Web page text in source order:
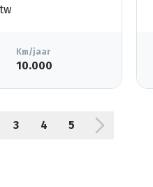
Km/jaar
10.000
3 4 5